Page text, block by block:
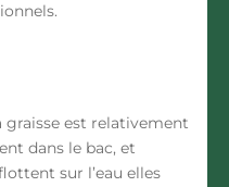
graisse est relativement
dans le bac, et
sur l’eau elles